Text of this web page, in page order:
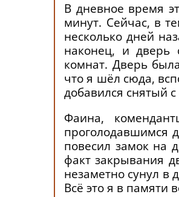
В дневное время
минут. Сейчас, в
несколько дней
наконец, и дверь
комнат. Дверь
что я шёл сюда,
добавился снятый
Фаина,
проголодавшимся
повесил замок на
факт закрывания
незаметно сунул в
Всё это я в памяти